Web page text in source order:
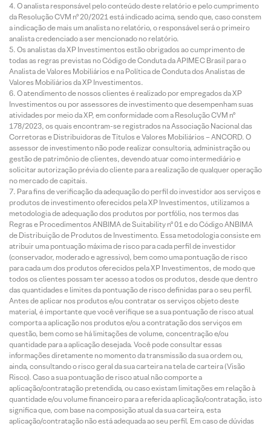
O analista responsável pelo conteúdo deste relatório e pelo cumprimento
da Resolução CVM nº 20/2021 está indicado acima, sendo que, caso constem
a indicação de mais um analista no relatório, o responsável será o primeiro
analista credenciado a ser mencionado no relatório.
Os analistas da XP Investimentos estão obrigados ao cumprimento de
todas as regras previstas no Código de Conduta da APIMEC Brasil para o
Analista de Valores Mobiliários e na Política de Conduta dos Analistas de
Valores Mobiliários da XP Investimentos.
O atendimento de nossos clientes é realizado por empregados da XP
Investimentos ou por assessores de investimento que desempenham suas
atividades por meio da XP, em conformidade com a Resolução CVM nº
178/2023, os quais encontram-se registrados na Associação Nacional das
Corretoras e Distribuidoras de Títulos e Valores Mobiliários – ANCORD. O
assessor de investimento não pode realizar consultoria, administração ou
gestão de patrimônio de clientes, devendo atuar como intermediário e
solicitar autorização prévia do cliente para a realização de qualquer operação
no mercado de capitais.
Para fins de verificação da adequação do perfil do investidor aos serviços e
produtos de investimento oferecidos pela XP Investimentos, utilizamos a
metodologia de adequação dos produtos por portfólio, nos termos das
Regras e Procedimentos ANBIMA de Suitability nº 01 e do Código ANBIMA
de Distribuição de Produtos de Investimento. Essa metodologia consiste em
atribuir uma pontuação máxima de risco para cada perfil de investidor
(conservador, moderado e agressivo), bem como uma pontuação de risco
para cada um dos produtos oferecidos pela XP Investimentos, de modo que
todos os clientes possam ter acesso a todos os produtos, desde que dentro
das quantidades e limites da pontuação de risco definidas para o seu perfil.
Antes de aplicar nos produtos e/ou contratar os serviços objeto deste
material, é importante que você verifique se a sua pontuação de risco atual
comporta a aplicação nos produtos e/ou a contratação dos serviços em
questão, bem como se há limitações de volume, concentração e/ou
quantidade para a aplicação desejada. Você pode consultar essas
informações diretamente no momento da transmissão da sua ordem ou,
ainda, consultando o risco geral da sua carteira na tela de carteira (Visão
Risco). Caso a sua pontuação de risco atual não comporte a
aplicação/contratação pretendida, ou caso existam limitações em relação à
quantidade e/ou volume financeiro para a referida aplicação/contratação, isto
significa que, com base na composição atual da sua carteira, esta
aplicação/contratação não está adequada ao seu perfil. Em caso de dúvidas